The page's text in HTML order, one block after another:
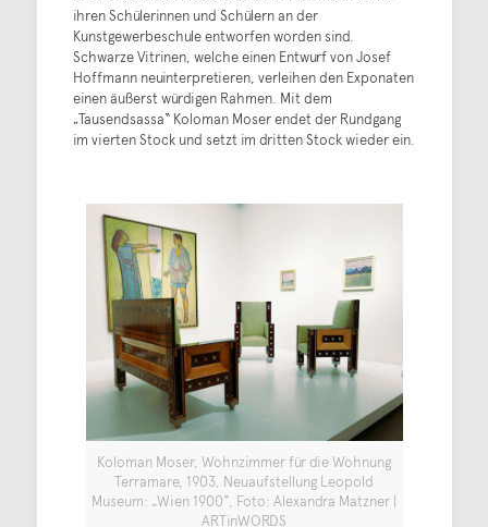
ihren Schülerinnen und Schülern an der
Kunstgewerbeschule entworfen worden sind.
Schwarze Vitrinen, welche einen Entwurf von Josef
Hoffmann neuinterpretieren, verleihen den Exponaten
einen äußerst würdigen Rahmen. Mit dem
„Tausendsassa“ Koloman Moser endet der Rundgang
im vierten Stock und setzt im dritten Stock wieder ein.
Koloman Moser, Wohnzimmer für die Wohnung
Terramare, 1903, Neuaufstellung Leopold
Museum: „Wien 1900“, Foto: Alexandra Matzner |
ARTinWORDS